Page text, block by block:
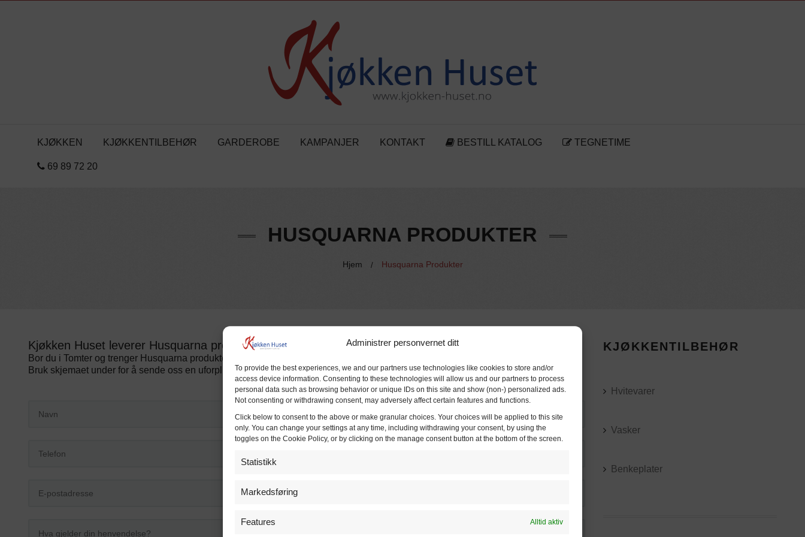
Administrer personvernet ditt
To provide the best experiences, we and our partners use technologies like cookies to store and/or
access device information. Consenting to these technologies will allow us and our partners to process
personal data such as browsing behavior or unique IDs on this site and show (non-) personalized ads.
Not consenting or withdrawing consent, may adversely affect certain features and functions.
Click below to consent to the above or make granular choices. Your choices will be applied to this site
only. You can change your settings at any time, including withdrawing your consent, by using the
toggles on the Cookie Policy, or by clicking on the manage consent button at the bottom of the screen.
Statistikk
Markedsføring
Features Alltid aktiv
KJØKKEN KJØKKENTILBEHØR GARDEROBE KAMPANJER KONTAKT BESTILL KATALOG TEGNETIME
69 89 72 20
HUSQUARNA PRODUKTER
Hjem / Husquarna Produkter
Kjøkken Huset leverer Husquarna produkter i Tomter:
Bor du i Tomter og trenger Husquarna produkter?
Bruk skjemaet under for å sende oss en uforpliktende forespørsel.
KJØKKENTILBEHØR
Hvitevarer
Vasker
Benkeplater